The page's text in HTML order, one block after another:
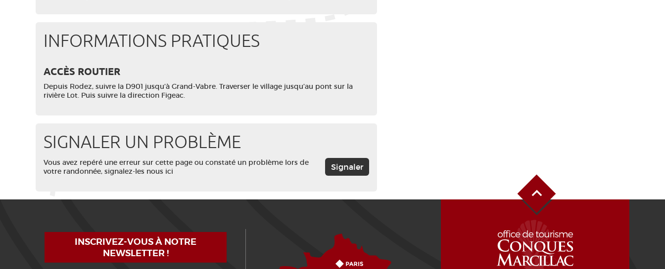
INFORMATIONS PRATIQUES
ACCÈS ROUTIER
Depuis Rodez, suivre la D901 jusqu’à Grand-Vabre. Traverser le village jusqu’au pont sur la
rivière Lot. Puis suivre la direction Figeac.
SIGNALER UN PROBLÈME
Vous avez repéré une erreur sur cette page ou constaté un problème lors de
votre randonnée, signalez-les nous ici
Signaler
INSCRIVEZ-VOUS À NOTRE
NEWSLETTER !